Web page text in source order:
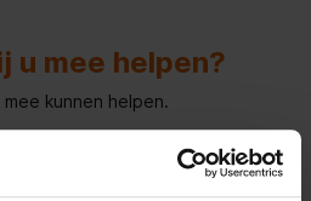
u mee helpen?
kunnen helpen.